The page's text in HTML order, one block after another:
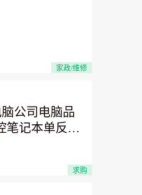
家政/维修
脑公司电脑品
笔记本单反相
医院等企事
、内存、求购